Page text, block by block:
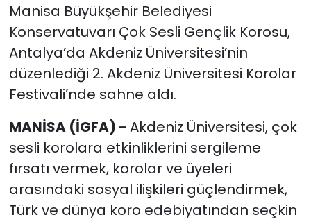
Manisa Büyükşehir Belediyesi
Konservatuvarı Çok Sesli Gençlik Korosu,
Antalya’da Akdeniz Üniversitesi’nin
düzenlediği 2. Akdeniz Üniversitesi Korolar
Festivali’nde sahne aldı.
MANİSA (İGFA) - Akdeniz Üniversitesi, çok
sesli korolara etkinliklerini sergileme
fırsatı vermek, korolar ve üyeleri
arasındaki sosyal ilişkileri güçlendirmek,
Türk ve dünya koro edebiyatından seçkin